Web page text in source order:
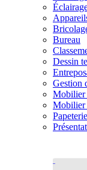
Bureau
Dessin
Gestion
Mobilier
Mobilier
Papeterie